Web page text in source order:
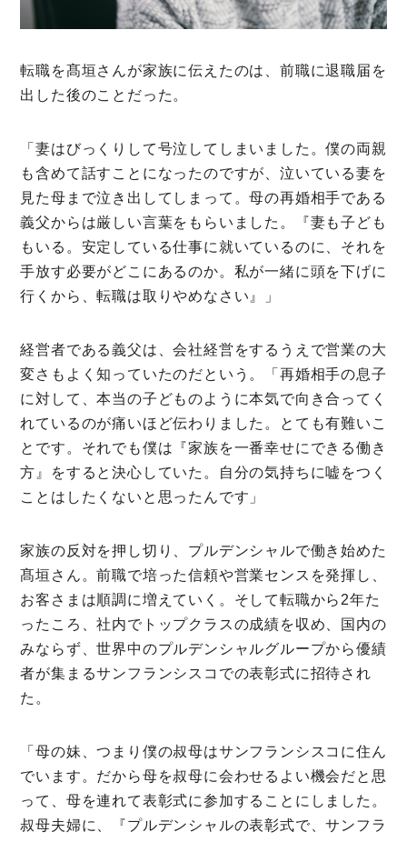
転職を髙垣さんが家族に伝えたのは、前職に退職届を
出した後のことだった。
「妻はびっくりして号泣してしまいました。僕の両親
も含めて話すことになったのですが、泣いている妻を
見た母まで泣き出してしまって。母の再婚相手である
義父からは厳しい言葉をもらいました。『妻も子ども
もいる。安定している仕事に就いているのに、それを
手放す必要がどこにあるのか。私が一緒に頭を下げに
行くから、転職は取りやめなさい』」
経営者である義父は、会社経営をするうえで営業の大
変さもよく知っていたのだという。「再婚相手の息子
に対して、本当の子どものように本気で向き合ってく
れているのが痛いほど伝わりました。とても有難いこ
とです。それでも僕は『家族を一番幸せにできる働き
方』をすると決心していた。自分の気持ちに嘘をつく
ことはしたくないと思ったんです」
家族の反対を押し切り、プルデンシャルで働き始めた
髙垣さん。前職で培った信頼や営業センスを発揮し、
お客さまは順調に増えていく。そして転職から2年た
ったころ、社内でトップクラスの成績を収め、国内の
みならず、世界中のプルデンシャルグループから優績
者が集まるサンフランシスコでの表彰式に招待され
た。
「母の妹、つまり僕の叔母はサンフランシスコに住ん
でいます。だから母を叔母に会わせるよい機会だと思
って、母を連れて表彰式に参加することにしました。
叔母夫婦に、『プルデンシャルの表彰式で、サンフラ